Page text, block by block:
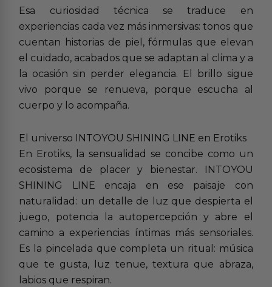
Esa curiosidad técnica se traduce en
experiencias cada vez más inmersivas: tonos que
cuentan historias de piel, fórmulas que elevan
el cuidado, acabados que se adaptan al clima y a
la ocasión sin perder elegancia. El brillo sigue
vivo porque se renueva, porque escucha al
cuerpo y lo acompaña.
El universo INTOYOU SHINING LINE en Erotiks
En Erotiks, la sensualidad se concibe como un
ecosistema de placer y bienestar. INTOYOU
SHINING LINE encaja en ese paisaje con
naturalidad: un detalle de luz que despierta el
juego, potencia la autopercepción y abre el
camino a experiencias íntimas más sensoriales.
Es la pincelada que completa un ritual: música
que te gusta, luz tenue, textura que abraza,
labios que respiran.